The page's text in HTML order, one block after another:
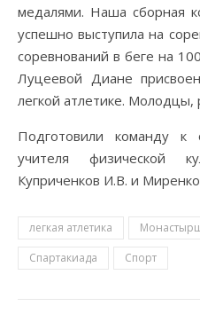
медалями. Наша сборная
успешно выступила на
соревнований в беге на
Луцеевой Диане
легкой атлетике. Молодцы,
Подготовили команду к
учителя физической
Куприченков И.В. и
легкая атлетика
Спартакиада
Спорт